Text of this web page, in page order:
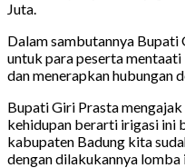
Juta.
Dalam sambutannya Bupati
untuk para peserta mentaati
dan menerapkan hubungan
Bupati Giri Prasta
kehidupan berarti irigasi ini
kabupaten Badung kita
dengan dilakukannya lomba